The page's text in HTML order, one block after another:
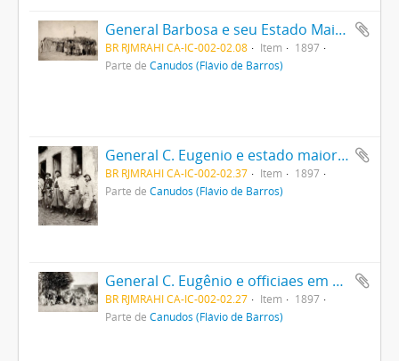
General Barbosa e seu Estado Maior
BR RJMRAHI CA-IC-002-02.08 Item
1897
Parte de Canudos (Flávio de Barros)
General C. Eugenio e estado maior em Monte Santo
BR RJMRAHI CA-IC-002-02.37 Item
1897
Parte de Canudos (Flávio de Barros)
General C. Eugênio e officiaes em Queimadas
BR RJMRAHI CA-IC-002-02.27 Item
1897
Parte de Canudos (Flávio de Barros)